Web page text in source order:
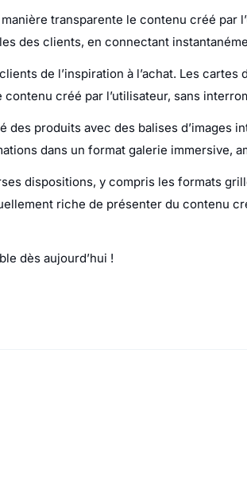
transparente le contenu créé par
des clients, en connectant
de l’inspiration à l’achat. Les
créé par l’utilisateur, sans
des produits avec des balises
dans un format galerie immersive,
dispositions, y compris les formats
riche de présenter du contenu
dès aujourd’hui !